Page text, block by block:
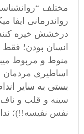
مختلف
رواندرمانی ایفا
درخشش خیره
انسان بودن؛
منوط و مربوط
اساطیری مردمان
بستی به سایر
سینه و قلب و
نفس نفیسه!!)؛